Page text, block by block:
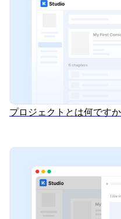
プロジェクトとは何ですか